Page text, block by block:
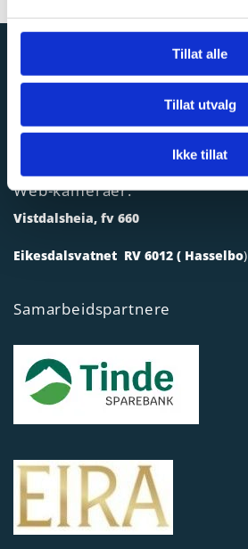
Tillat alle
Tillat utvalg
Ikke tillat
Nessetprospekt / Øverås
Web-kameraer:
Vistdalsheia, fv 660
Eikesdalsvatnet RV 6012 ( Hasselbo)
Samarbeidspartnere